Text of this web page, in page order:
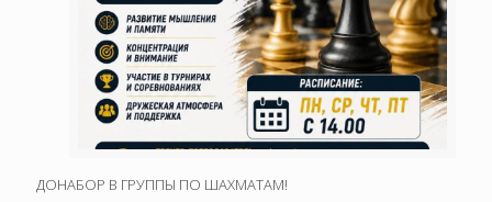
ДОНАБОР В ГРУППЫ ПО ШАХМАТАМ!